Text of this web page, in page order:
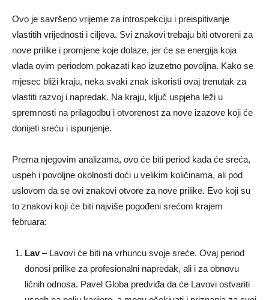
Ovo je savršeno vrijeme za introspekciju i preispitivanje
vlastitih vrijednosti i ciljeva. Svi znakovi trebaju biti otvoreni za
nove prilike i promjene koje dolaze, jer će se energija koja
vlada ovim periodom pokazati kao izuzetno povoljna. Kako se
mjesec bliži kraju, neka svaki znak iskoristi ovaj trenutak za
vlastiti razvoj i napredak. Na kraju, ključ uspjeha leži u
spremnosti na prilagodbu i otvorenost za nove izazove koji će
donijeti sreću i ispunjenje.
Prema njegovim analizama, ovo će biti period kada će sreća,
uspeh i povoljne okolnosti doći u velikim količinama, ali pod
uslovom da se ovi znakovi otvore za nove prilike. Evo koji su
to znakovi koji će biti najviše pogođeni srećom krajem
februara:
Lav– Lavovi će biti na vrhuncu svoje sreće. Ovaj period
donosi prilike za profesionalni napredak, ali i za obnovu
ličnih odnosa. Pavel Globa predviđa da će Lavovi ostvariti